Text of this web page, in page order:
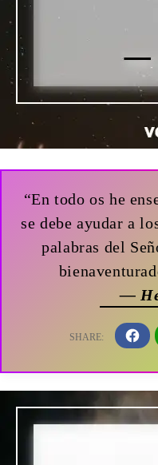
“En todo os he
se debe ayudar a
palabras del
—